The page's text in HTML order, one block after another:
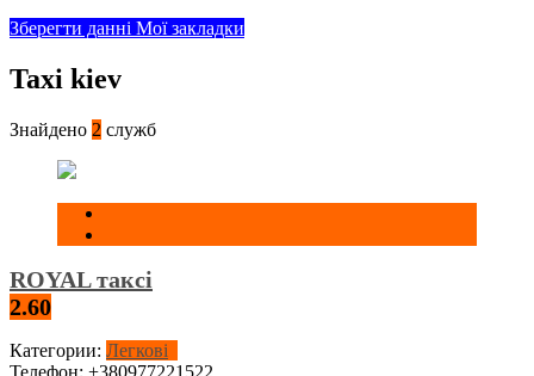
Зберегти данні Мої закладки
Taxi kiev
Знайдено 2 служб
ROYAL таксі
2.60
Категории: Легкові